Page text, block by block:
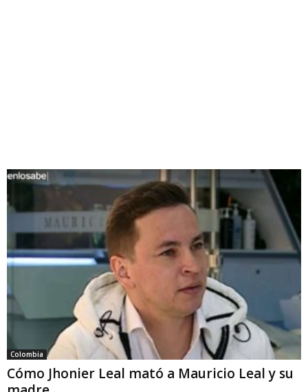
Colombia
Cómo Jhonier Leal mató a Mauricio Leal y su